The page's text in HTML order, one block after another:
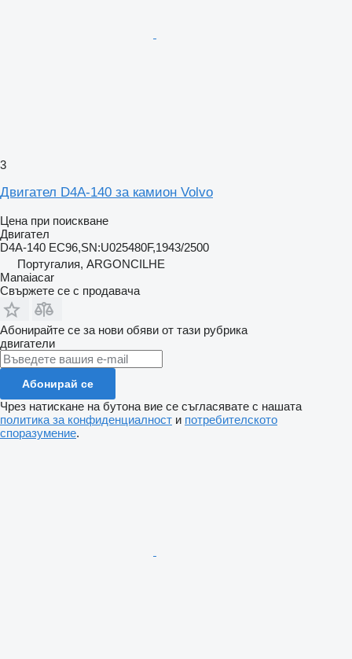
3
Двигател D4A-140 за камион Volvo
Цена при поискване
Двигател
D4A-140 EC96,SN:U025480F,1943/2500
Португалия, ARGONCILHE
Manaiacar
Свържете се с продавача
Абонирайте се за нови обяви от тази рубрика
двигатели
Абонирай се
Чрез натискане на бутона вие се съгласявате с нашата
политика за конфиденциалност и потребителското
споразумение.